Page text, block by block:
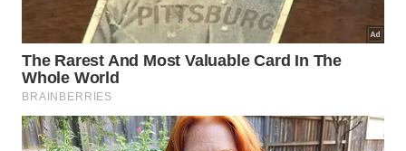
ideias de comedouros sustentáveis para você atrair
os passarinhos e deixar o seu jardim ainda mais vivo
e cheio de encanto. Dá só uma olhada: